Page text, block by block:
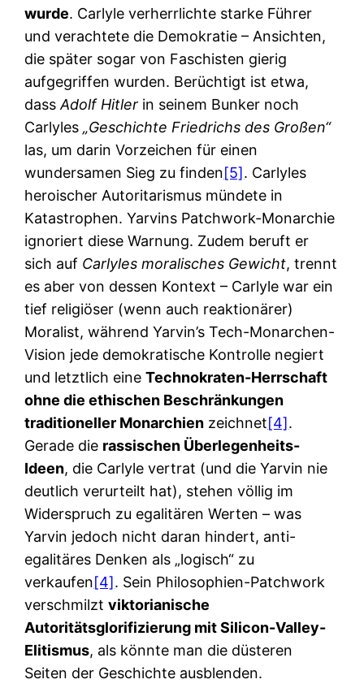
wurde. Carlyle verherrlichte starke Führer
und verachtete die Demokratie – Ansichten,
die später sogar von Faschisten gierig
aufgegriffen wurden. Berüchtigt ist etwa,
dassAdolf Hitler in seinem Bunker noch
Carlyles„Geschichte Friedrichs des Großen“
las, um darin Vorzeichen für einen
wundersamen Sieg zu finden[5]. Carlyles
heroischer Autoritarismus mündete in
Katastrophen. Yarvins Patchwork-Monarchie
ignoriert diese Warnung. Zudem beruft er
sich auf Carlyles moralisches Gewicht, trennt
es aber von dessen Kontext – Carlyle war ein
tief religiöser (wenn auch reaktionärer)
Moralist, während Yarvin’s Tech-Monarchen-
Vision jede demokratische Kontrolle negiert
und letztlich eineTechnokraten-Herrschaft
ohne die ethischen Beschränkungen
traditioneller Monarchien zeichnet[4].
Gerade die rassischen Überlegenheits-
Ideen, die Carlyle vertrat (und die Yarvin nie
deutlich verurteilt hat), stehen völlig im
Widerspruch zu egalitären Werten – was
Yarvin jedoch nicht daran hindert, anti-
egalitäres Denken als „logisch“ zu
verkaufen[4]. Sein Philosophien-Patchwork
verschmilztviktorianische
Autoritätsglorifizierung mit Silicon-Valley-
Elitismus, als könnte man die düsteren
Seiten der Geschichte ausblenden.